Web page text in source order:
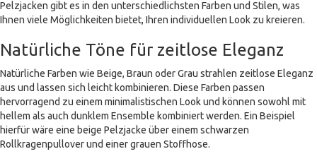
Pelzjacken gibt es in den unterschiedlichsten Farben und Stilen, was
Ihnen viele Möglichkeiten bietet, Ihren individuellen Look zu kreieren.
Natürliche Töne für zeitlose Eleganz
Natürliche Farben wie Beige, Braun oder Grau strahlen zeitlose Eleganz
aus und lassen sich leicht kombinieren. Diese Farben passen
hervorragend zu einem minimalistischen Look und können sowohl mit
hellem als auch dunklem Ensemble kombiniert werden. Ein Beispiel
hierfür wäre eine beige Pelzjacke über einem schwarzen
Rollkragenpullover und einer grauen Stoffhose.